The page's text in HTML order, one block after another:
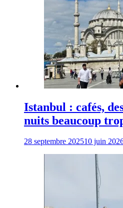
Istanbul : cafés,
nuits beaucoup
28 septembre 202510 juin